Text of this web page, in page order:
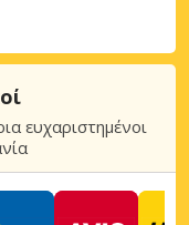
ευχαριστημένοι